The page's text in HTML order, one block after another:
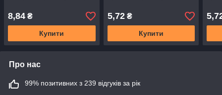
8,84 ₴
Купити
5,72₴
Купити
Про нас
99% позитивних з 239 відгуків за рік